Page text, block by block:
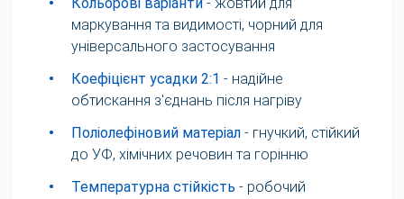
маркування та видимості, чорний для
універсального застосування
•
Коефіцієнт усадки 2:1 - надійне
обтискання з'єднань після нагріву
•
Поліолефіновий матеріал - гнучкий, стійкий
до УФ, хімічних речовин та горінню
•
Температурна стійкість - робочий